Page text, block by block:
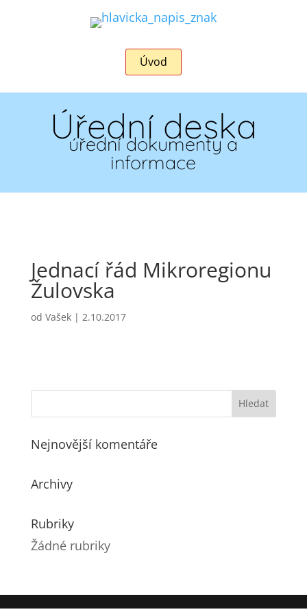
Úvod
Úřední deska
úřední dokumenty a
informace
Jednací řád Mikroregionu
Žulovska
od Vašek| 2.10.2017
Nejnovější komentáře
Archivy
Rubriky
Žádné rubriky